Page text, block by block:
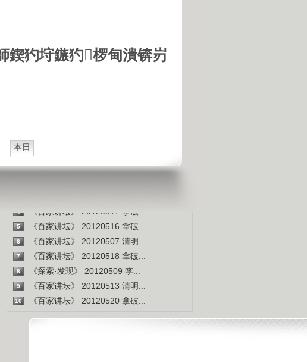
鍥犳垨鏃犳椤甸潰锛岃
肯尼迪是第一个不了解UFO真相的总统
狼和犬的交配是非常困难的事情
本日
1 《百家讲坛》 20120514 拿破...
《百家讲坛》 20120517 拿破...
5 《百家讲坛》 20120516 拿破...
6 《百家讲坛》 20120507 清明...
7 《百家讲坛》 20120518 拿破...
8 《探索·发现》 20120509 李...
9 《百家讲坛》 20120513 清明...
10 《百家讲坛》 20120520 拿破...